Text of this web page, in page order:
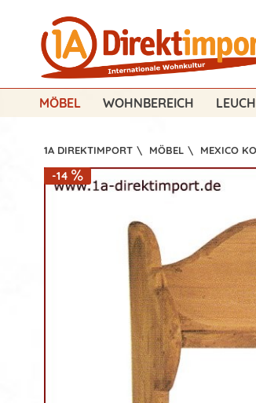
MÖBEL WOHNBEREICH
1A DIREKTIMPORT \ MÖBEL \ MEXICO
-14